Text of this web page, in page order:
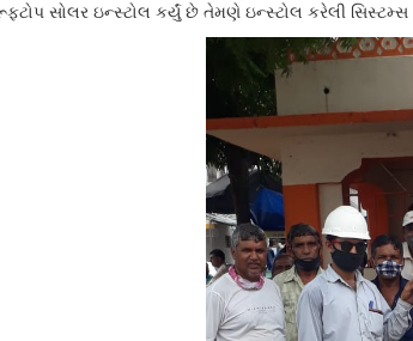
સોલર ઇન્સ્ટોલ કર્યું છે તેમણે ઇન્સ્ટોલ કરેલી